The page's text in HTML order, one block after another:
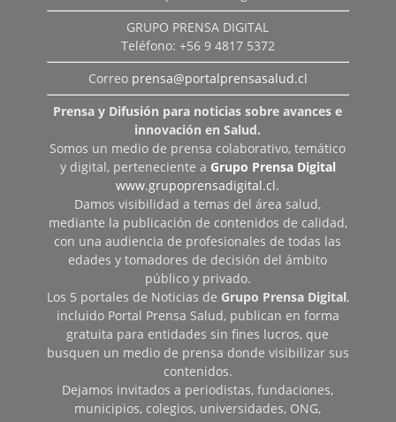
GRUPO PRENSA DIGITAL
Teléfono: +56 9 4817 5372
Correo prensa@portalprensasalud.cl
Prensa y Difusión para noticias sobre avances e
innovación en Salud.
Somos un medio de prensa colaborativo, temático
y digital, perteneciente a Grupo Prensa Digital
www.grupoprensadigital.cl.
Damos visibilidad a temas del área salud,
mediante la publicación de contenidos de calidad,
con una audiencia de profesionales de todas las
edades y tomadores de decisión del ámbito
público y privado.
Los 5 portales de Noticias de Grupo Prensa Digital,
incluido Portal Prensa Salud, publican en forma
gratuita para entidades sin fines lucros, que
busquen un medio de prensa donde visibilizar sus
contenidos.
Dejamos invitados a periodistas, fundaciones,
municipios, colegios, universidades, ONG,